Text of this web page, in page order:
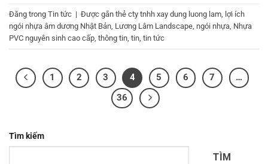
Đăng trong Tin tức | Được gắn thẻ cty tnhh xay dung luong lam lợi ích
ngói nhựa âm dương Nhật Bản Lương Lâm Landscape ngói nhựa Nhựa
PVC nguyên sinh cao cấp thông tin tin tin tức
1 2 3 4 5 6 7
…
36
Tìm kiếm
TÌM